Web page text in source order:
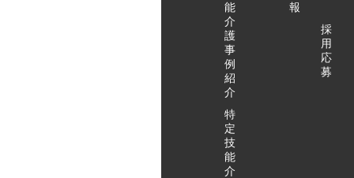
能
介
護
事
例
紹
介
特
定
技
能
介
報
採
用
応
募